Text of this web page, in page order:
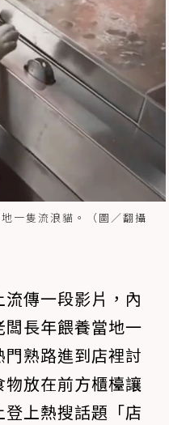
一隻流浪貓。（圖／翻攝
傳一段影片，內
長年餵養當地一
門熟路進到店裡討
放在前方櫃檯讓
上熱搜話題「店